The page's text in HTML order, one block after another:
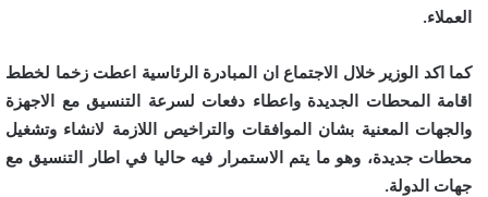
العملاء.
كما اكد الوزير خلال الاجتماع ان المبادرة الرئاسية اعطت زخما لخطط
اقامة المحطات الجديدة واعطاء دفعات لسرعة التنسيق مع الاجهزة
والجهات المعنية بشان الموافقات والتراخيص اللازمة لانشاء وتشغيل
محطات جديدة، وهو ما يتم الاستمرار فيه حاليا في اطار التنسيق مع
جهات الدولة.